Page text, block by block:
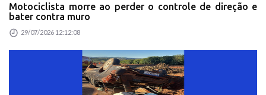
Motociclista morre ao perder o controle de direção e
bater contra muro
29/07/2026 12:12:08